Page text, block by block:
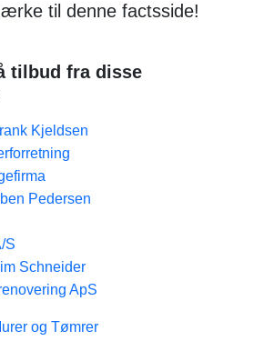
til denne factsside!
tilbud fra disse
Kjeldsen
Pedersen
S
Schneider
ApS
og Tømrer